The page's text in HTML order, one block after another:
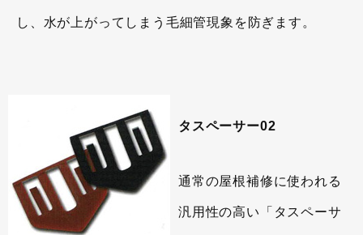
し、水が上がってしまう毛細管現象を防ぎます。
タスペーサー02
通常の屋根補修に使われる
汎用性の高い「タスペーサ